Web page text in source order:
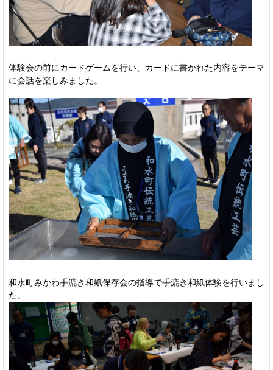
体験会の前にカードゲームを行い、カードに書かれた内容をテーマ
に会話を楽しみました。
和水町みかわ手漉き和紙保存会の指導で手漉き和紙体験を行いまし
た。